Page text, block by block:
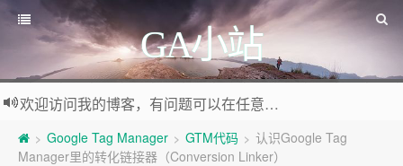
GA小站
欢迎访问我的博客，有问题可以在任意文章底部留言评论
> Google Tag Manager > GTM代码 > 认识Google Tag
Manager里的转化链接器（Conversion Linker）